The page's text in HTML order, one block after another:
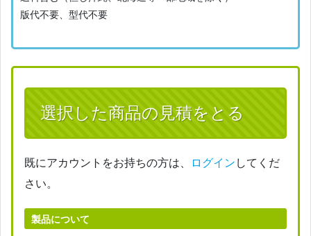
版代不要、型代不要
選択した商品の見積をとる
既にアカウントをお持ちの方は、 ログインしてくだ
さい。
製品について